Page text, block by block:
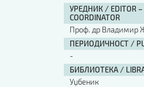
УРЕДНИК / EDITOR
COORDINATOR
Проф. др Владимир
ПЕРИОДИЧНОСТ /
-
БИБЛИОТЕКА /
Уџбеник